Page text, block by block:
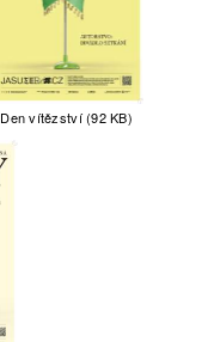
Den vítězství (92 KB)